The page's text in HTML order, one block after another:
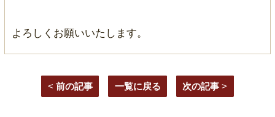
よろしくお願いいたします。
< 前の記事 一覧に戻る 次の記事 >